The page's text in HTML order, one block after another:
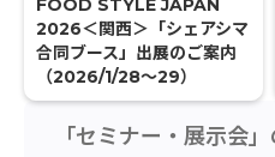
FOOD STYLE JAPAN
2026＜関西＞「シェアシマ
合同ブース」出展のご案内
（2026/1/28〜29）
「セミナー・展示会